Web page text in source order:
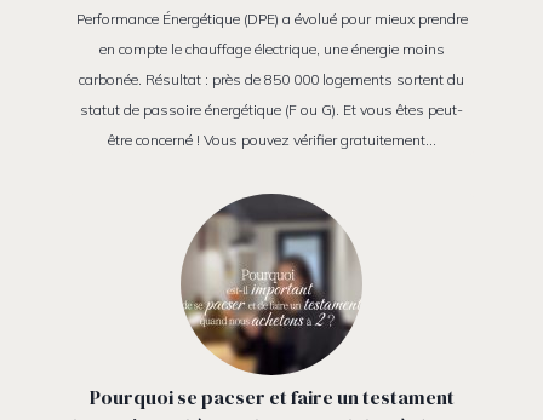
Performance Énergétique (DPE) a évolué pour mieux prendre
en compte le chauffage électrique, une énergie moins
carbonée. Résultat : près de 850 000 logements sortent du
statut de passoire énergétique (F ou G). Et vous êtes peut-
être concerné ! Vous pouvez vérifier gratuitement…
Pourquoi se pacser et faire un testament